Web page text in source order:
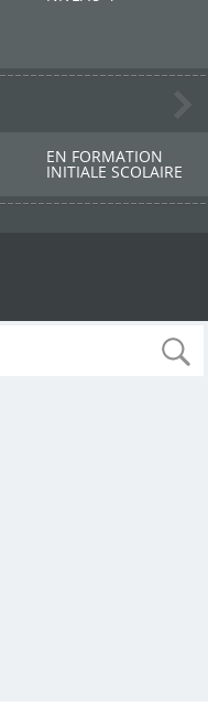
EN FORMATION
INITIALE SCOLAIRE